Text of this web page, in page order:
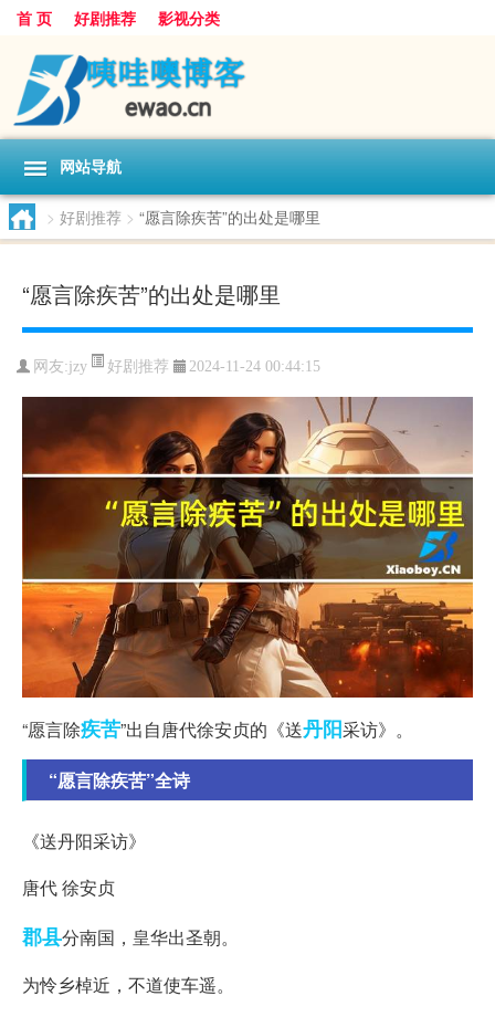
首 页 好剧推荐 影视分类
网站导航
> 好剧推荐 > “愿言除疾苦”的出处是哪里
“愿言除疾苦”的出处是哪里
网友:jzy 好剧推荐 2024-11-24 00:44:15
“愿言除疾苦”出自唐代徐安贞的《送丹阳采访》。
“愿言除疾苦”全诗
《送丹阳采访》
唐代 徐安贞
郡县分南国，皇华出圣朝。
为怜乡棹近，不道使车遥。